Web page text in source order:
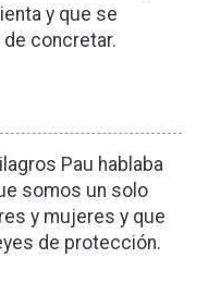
y que se
concretar.
Pau hablaba
somos un solo
y mujeres y que
de protección.